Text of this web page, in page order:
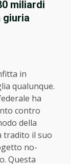
miliardi
giuria
in
qualunque.
ha
contro
della
tradito il suo
no-
Questa